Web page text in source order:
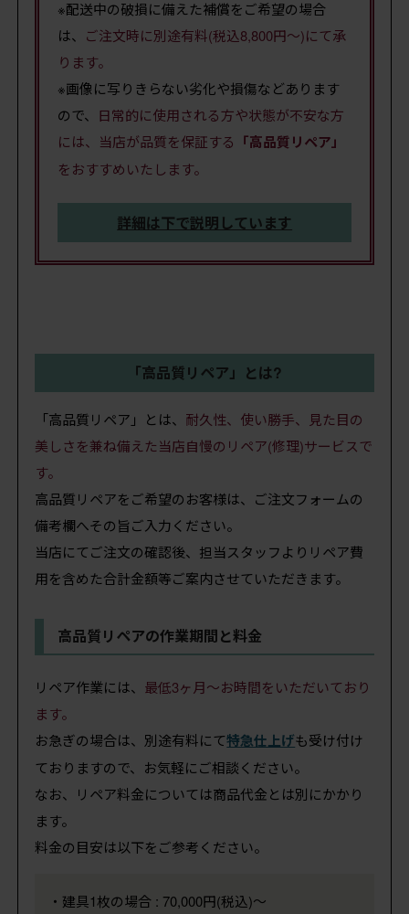
※配送中の破損に備えた補償をご希望の場合
は、 ご注文時に別途有料(税込8,800円～)にて承
ります。
※画像に写りきらない劣化や損傷などあります
ので、 日常的に使用される方や状態が不安な方
には、当店が品質を保証する 「高品質リペア」
をおすすめいたします。
詳細は下で説明しています
「高品質リペア」とは?
「高品質リペア」とは、 耐久性、使い勝手、見た目の
美しさを兼ね備えた当店自慢のリペア(修理)サービスで
す。
高品質リペアをご希望のお客様は、ご注文フォームの
備考欄へその旨ご入力ください。
当店にてご注文の確認後、担当スタッフよりリペア費
用を含めた合計金額等ご案内させていただきます。
高品質リペアの作業期間と料金
リペア作業には、 最低3ヶ月～お時間をいただいており
ます。
お急ぎの場合は、別途有料にて特急仕上げも受け付け
ておりますので、お気軽にご相談ください。
なお、リペア料金については商品代金とは別にかかり
ます。
料金の目安は以下をご参考ください。
・建具1枚の場合 : 70,000円(税込)～